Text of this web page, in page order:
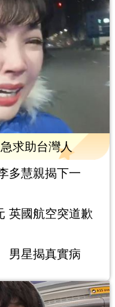
求助台灣人
多慧親揭下一
英國航空突道歉
男星揭真實病